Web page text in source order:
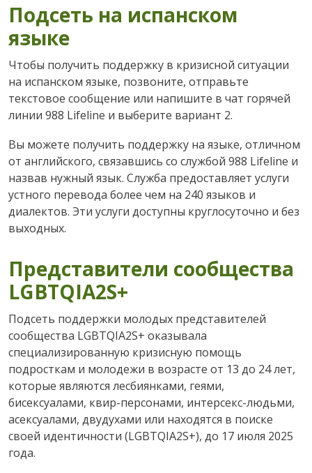
Подсеть на испанском
языке
Чтобы получить поддержку в кризисной ситуации
на испанском языке, позвоните, отправьте
текстовое сообщение или напишите в чат горячей
линии 988 Lifeline и выберите вариант 2.
Вы можете получить поддержку на языке, отличном
от английского, связавшись со службой 988 Lifeline и
назвав нужный язык. Служба предоставляет услуги
устного перевода более чем на 240 языков и
диалектов. Эти услуги доступны круглосуточно и без
выходных.
Представители сообщества
LGBTQIA2S+
Подсеть поддержки молодых представителей
сообщества LGBTQIA2S+ оказывала
специализированную кризисную помощь
подросткам и молодежи в возрасте от 13 до 24 лет,
которые являются лесбиянками, геями,
бисексуалами, квир-персонами, интерсекс-людьми,
асексуалами, двудухами или находятся в поиске
своей идентичности (LGBTQIA2S+), до 17 июля 2025
года.